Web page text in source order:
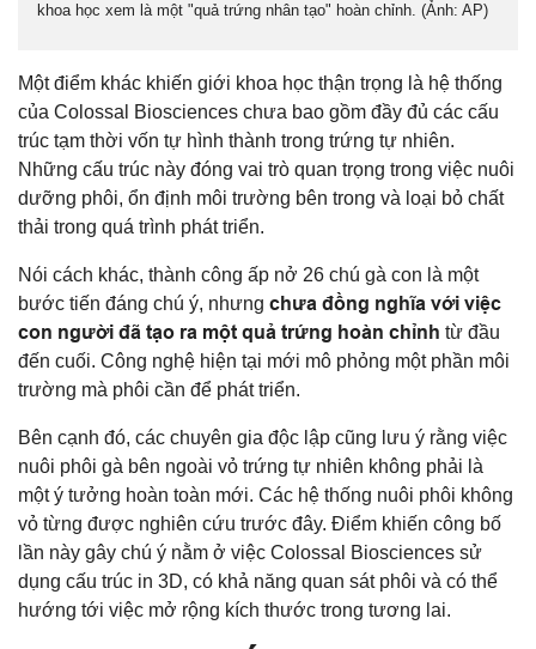
khoa học xem là một "quả trứng nhân tạo" hoàn chỉnh. (Ảnh: AP)
Một điểm khác khiến giới khoa học thận trọng là hệ thống
của Colossal Biosciences chưa bao gồm đầy đủ các cấu
trúc tạm thời vốn tự hình thành trong trứng tự nhiên.
Những cấu trúc này đóng vai trò quan trọng trong việc nuôi
dưỡng phôi, ổn định môi trường bên trong và loại bỏ chất
thải trong quá trình phát triển.
Nói cách khác, thành công ấp nở 26 chú gà con là một
bước tiến đáng chú ý, nhưng chưa đồng nghĩa với việc
con người đã tạo ra một quả trứng hoàn chỉnh từ đầu
đến cuối. Công nghệ hiện tại mới mô phỏng một phần môi
trường mà phôi cần để phát triển.
Bên cạnh đó, các chuyên gia độc lập cũng lưu ý rằng việc
nuôi phôi gà bên ngoài vỏ trứng tự nhiên không phải là
một ý tưởng hoàn toàn mới. Các hệ thống nuôi phôi không
vỏ từng được nghiên cứu trước đây. Điểm khiến công bố
lần này gây chú ý nằm ở việc Colossal Biosciences sử
dụng cấu trúc in 3D, có khả năng quan sát phôi và có thể
hướng tới việc mở rộng kích thước trong tương lai.